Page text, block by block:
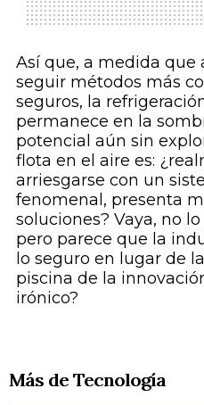
Así que, a medida que
seguir métodos más
seguros, la
permanece en la
potencial aún sin
flota en el aire es:
arriesgarse con un
fenomenal, presenta
soluciones? Vaya, no
pero parece que la
lo seguro en lugar de
piscina de la
irónico?
Más de Tecnología